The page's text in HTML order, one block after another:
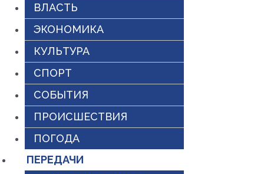
ВЛАСТЬ
ЭКОНОМИКА
КУЛЬТУРА
СПОРТ
СОБЫТИЯ
ПРОИСШЕСТВИЯ
ПОГОДА
ПЕРЕДАЧИ